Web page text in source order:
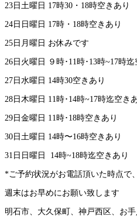
23日土曜日 17時30・18時空きあり
24日日曜日 17時・18時空きあり
25日月曜日 お休みです
26日火曜日 ９時･11時･13時~17時迄
27日水曜日 14時30空きあり
28日木曜日 11時･14時~17時迄空き
29日金曜日 11時･18時空きあり
30日土曜日 14時〜16時空きあり
31日日曜日 14時~18時迄空きあり
*ご予約状況がお電話頂いた時点で
週末はお早めにお願い致します
明石市、大久保町、神戸西区、お